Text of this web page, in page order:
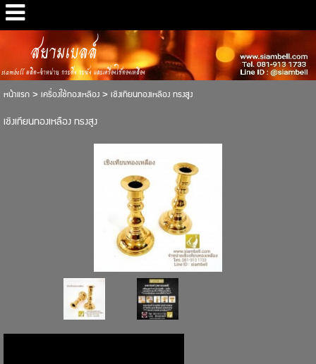
สยามเบลล์
siambell ผลิต-จำหน่าย กระดิ่ง ระฆัง และเครื่องใช้ทองเหลือง
หน้าแรก> เครื่องใช้ทองเหลือง> เชิงเทียนทองเหลือง ทรงสูง
เชิงเทียนทองเหลือง ทรงสูง